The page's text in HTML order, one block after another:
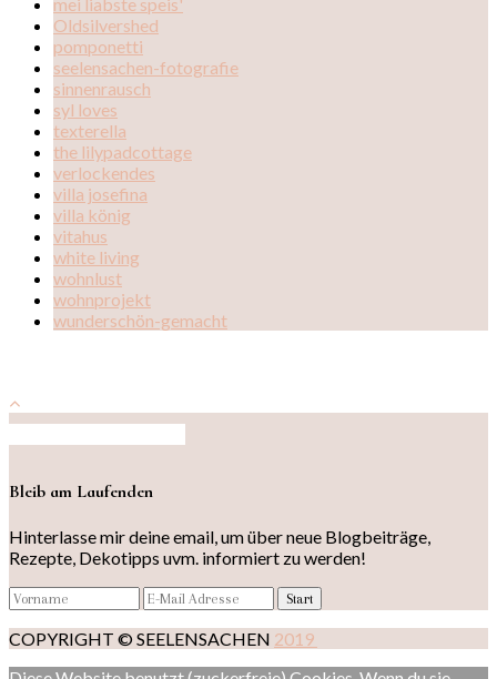
mei liabste speis'
Oldsilvershed
pomponetti
seelensachen-fotografie
sinnenrausch
syl loves
texterella
the lilypadcottage
verlockendes
villa josefina
villa könig
vitahus
white living
wohnlust
wohnprojekt
wunderschön-gemacht
Bleib am Laufenden
Hinterlasse mir deine email, um über neue Blogbeiträge,
Rezepte, Dekotipps uvm. informiert zu werden!
COPYRIGHT © SEELENSACHEN 2019